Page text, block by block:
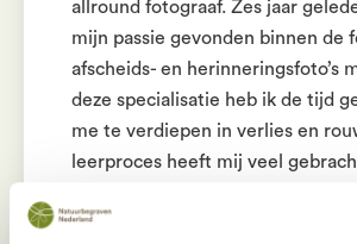
allround fotograaf. Zes jaar
mijn passie gevonden binnen de
afscheids- en herinneringsfoto’s
deze specialisatie heb ik de tijd
me te verdiepen in verlies en
leerproces heeft mij veel